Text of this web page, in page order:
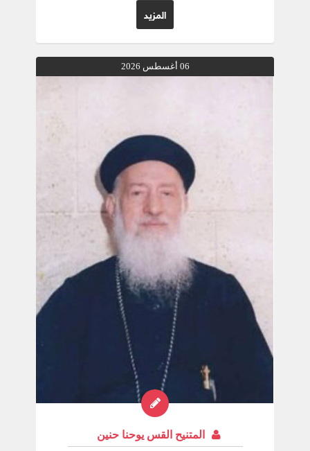
باب خيمة الاجتماع وطالبن بحصتهن من ثروة
عائلتهن بعد موت أبوهن ولما رفع موسى القضية
بحق تكلمت بنات صلفحاد فتعطيهن ملك نصيب بين
إخوة أبيهن وتنقل نصيب أبيهن إليهن ثم قال أيما
عشائر بني منسى وحافظن على نصيبهن في سبط
عشيرة أبيهم و بعد زمان طويل بني عمري السامرة
على نصيبهن (۱مل ١٦ : ٢٣، ٢٤ ) . المتنيح القس
يوحنا حنين كاهن كنيسة مارمينا فلمنج عن كتاب
الشخصيات النسائية فى الكتاب المقدس
المزيد
06 أغسطس 2026
المتنيح القس يوحنا حنين